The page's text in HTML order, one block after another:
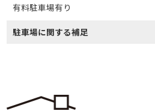
有料駐車場有り
駐車場に関する補足